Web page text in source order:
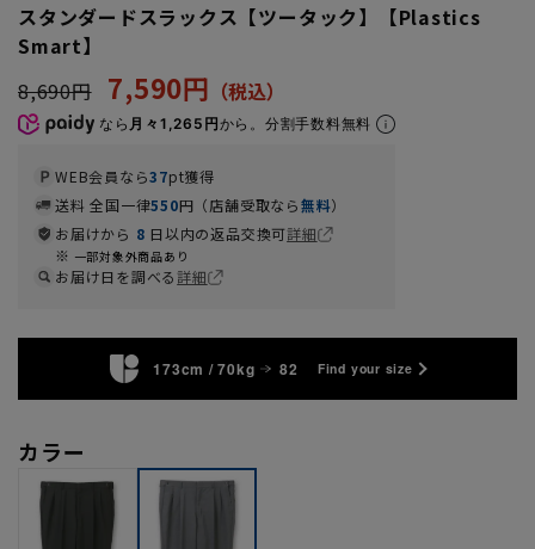
スタンダードスラックス【ツータック】【Plastics
Smart】
8,690円 7,590円
なら 月々1,265円から。分割手数料無料
WEB会員なら37pt獲得
送料 全国一律550円（店舗受取なら無料）
お届けから 8 日以内の返品交換可詳細
一部対象外商品あり
お届け日を調べる詳細
173cm / 70kg 82 Find your size
カラー